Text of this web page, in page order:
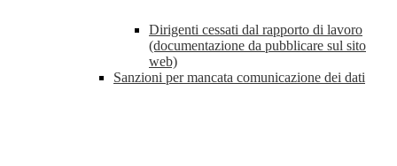
Dirigenti cessati dal rapporto di lavoro
(documentazione da pubblicare sul sito
web)
Sanzioni per mancata comunicazione dei dati